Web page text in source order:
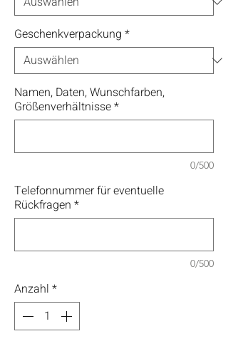
Geschenkverpackung *
Namen, Daten, Wunschfarben,
Größenverhältnisse*
0/500
Telefonnummer für eventuelle
Rückfragen *
0/500
Anzahl *